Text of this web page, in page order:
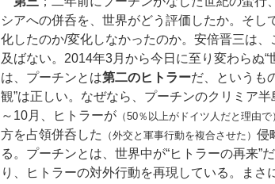
シアへの併呑を、世界がどう評価したか。そし
化したのか/変化しなかったのか。安倍晋三は
及ばない。2014年3月から今日に至り変わらぬ“
は、プーチンとは第二のヒトラーだ、というも
観”は正しい。なぜなら、プーチンのクリミア
～10月、ヒトラーが （50％以上がドイツ人だと理由で
方を占領併呑した
（外交と軍事行動を複合させた） 侵
る。プーチンとは、世界中が“ヒトラーの再来”
り、ヒトラーの対外行動を再現している。まさ